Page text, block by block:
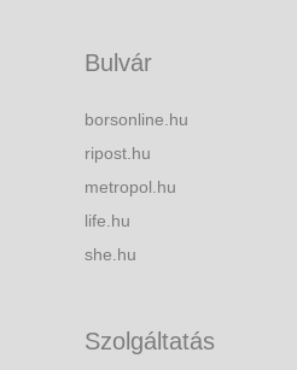
Bulvár
borsonline.hu
ripost.hu
metropol.hu
life.hu
she.hu
Szolgáltatás